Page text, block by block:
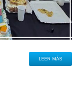
LEER MÁS